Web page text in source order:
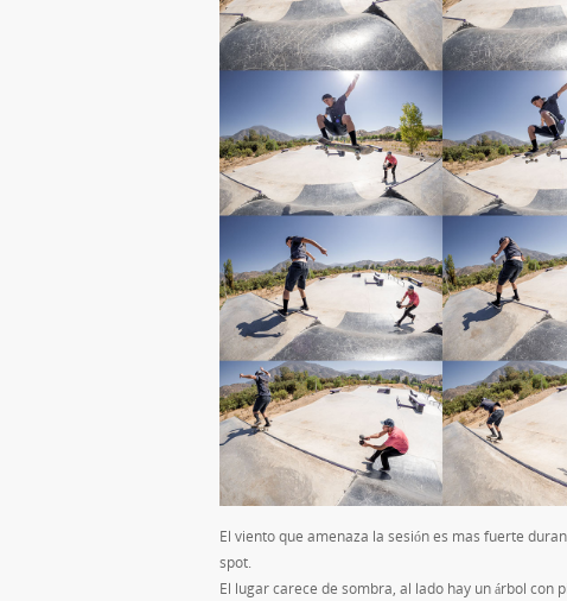
El viento que amenaza la sesión es mas fuerte
spot.
El lugar carece de sombra, al lado hay un árbol